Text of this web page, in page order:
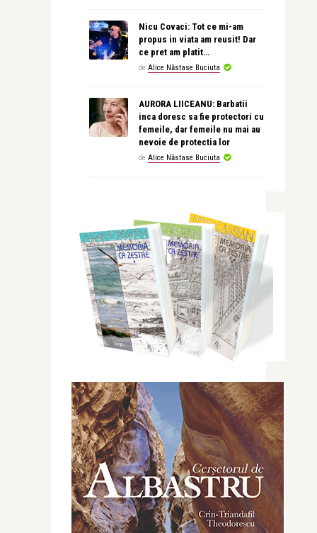
Nicu Covaci: Tot ce mi-am
propus in viata am reusit! Dar
ce pret am platit…
de Alice Năstase Buciuta
AURORA LIICEANU: Barbatii
inca doresc sa fie protectori cu
femeile, dar femeile nu mai au
nevoie de protectia lor
de Alice Năstase Buciuta